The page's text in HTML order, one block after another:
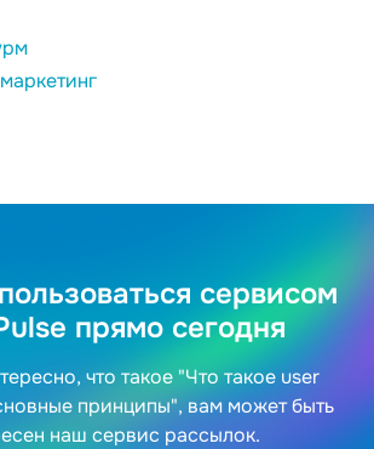
сервисом
прямо сегодня
что такое "Что такое user
принципы", вам может быть
наш сервис рассылок.